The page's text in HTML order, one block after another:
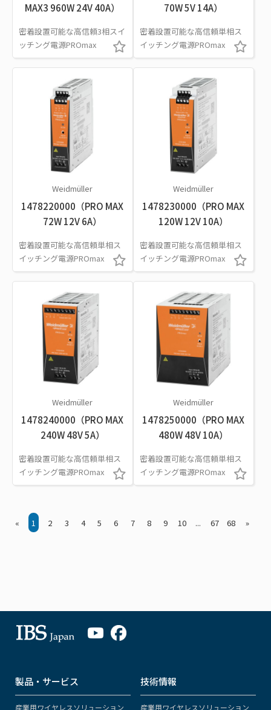
MAX3 960W 24V 40A）
密着設置可能な高信頼3相スイ
ッチング電源PROmax
70W 5V 14A）
密着設置可能な高信頼単相ス
イッチング電源PROmax
Weidmüller
1478220000（PRO MAX
72W 12V 6A）
密着設置可能な高信頼単相ス
イッチング電源PROmax
Weidmüller
1478230000（PRO MAX
120W 12V 10A）
密着設置可能な高信頼単相ス
イッチング電源PROmax
Weidmüller
1478240000（PRO MAX
240W 48V 5A）
密着設置可能な高信頼単相ス
イッチング電源PROmax
Weidmüller
1478250000（PRO MAX
480W 48V 10A）
密着設置可能な高信頼単相ス
イッチング電源PROmax
« 1 2 3 4 5 6 7 8 9 10 ... 67 68 »
製品・サービス
産業用ワイヤレスソリューション
技術情報
産業用ワイヤレスソリューション